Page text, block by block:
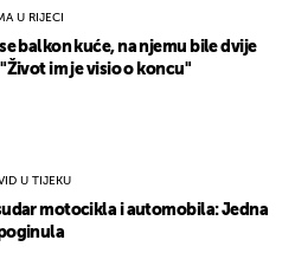
U RIJECI
balkon kuće, na njemu bile dvije
im je visio o koncu"
U TIJEKU
motocikla i automobila: Jedna